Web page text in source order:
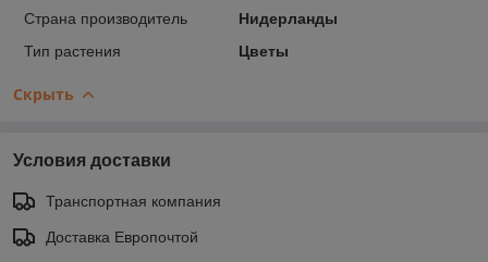
Страна производитель
Нидерланды
Тип растения
Цветы
Скрыть
Условия доставки
Транспортная компания
Доставка Европочтой